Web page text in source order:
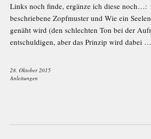
Links noch finde, ergänze ich diese noch…:
beschriebene Zopfmuster und Wie ein
genäht wird (den schlechten Ton bei der
entschuldigen, aber das Prinzip wird dabei …
28. Oktober 2015
Anleitungen